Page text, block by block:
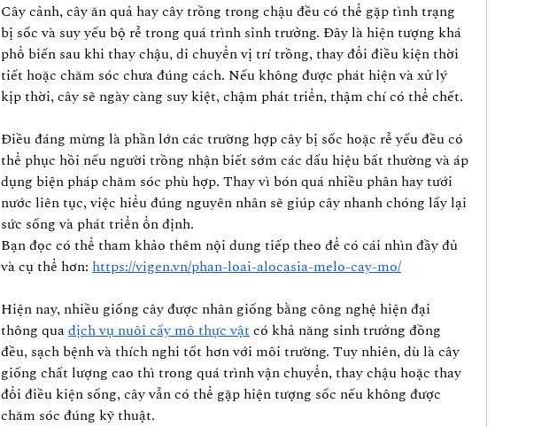
Cây cảnh, cây ăn quả hay cây trồng trong chậu đều có thể gặp tình trạng
bị sốc và suy yếu bộ rễ trong quá trình sinh trưởng. Đây là hiện tượng khá
phổ biến sau khi thay chậu, di chuyển vị trí trồng, thay đổi điều kiện thời
tiết hoặc chăm sóc chưa đúng cách. Nếu không được phát hiện và xử lý
kịp thời, cây sẽ ngày càng suy kiệt, chậm phát triển, thậm chí có thể chết.
Điều đáng mừng là phần lớn các trường hợp cây bị sốc hoặc rễ yếu đều có
thể phục hồi nếu người trồng nhận biết sớm các dấu hiệu bất thường và áp
dụng biện pháp chăm sóc phù hợp. Thay vì bón quá nhiều phân hay tưới
nước liên tục, việc hiểu đúng nguyên nhân sẽ giúp cây nhanh chóng lấy lại
sức sống và phát triển ổn định.
Bạn đọc có thể tham khảo thêm nội dung tiếp theo để có cái nhìn đầy đủ
và cụ thể hơn: https://vigen.vn/phan-loai-alocasia-melo-cay-mo/
Hiện nay, nhiều giống cây được nhân giống bằng công nghệ hiện đại
thông qua dịch vụ nuôi cấy mô thực vật có khả năng sinh trưởng đồng
đều, sạch bệnh và thích nghi tốt hơn với môi trường. Tuy nhiên, dù là cây
giống chất lượng cao thì trong quá trình vận chuyển, thay chậu hoặc thay
đổi điều kiện sống, cây vẫn có thể gặp hiện tượng sốc nếu không được
chăm sóc đúng kỹ thuật.